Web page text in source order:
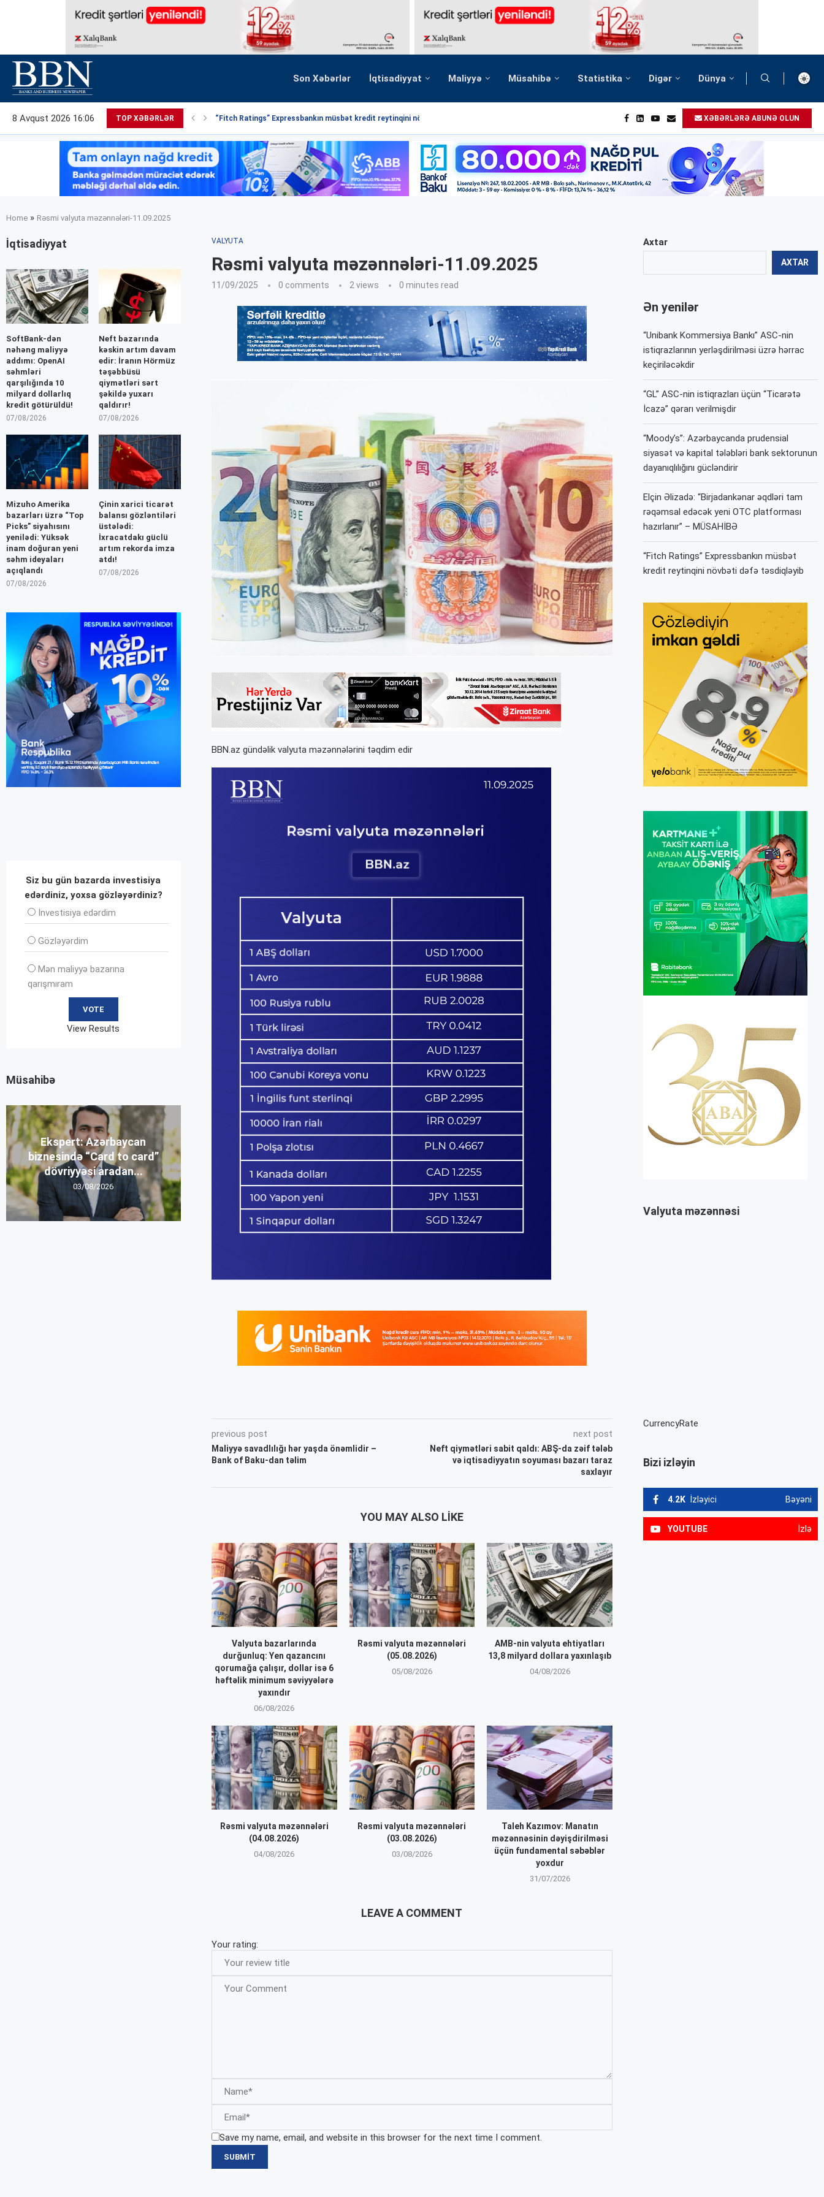
Son Xəbərlər İqtisadiyyat Maliyyə Müsahibə Statistika Digər Dünya
8 Avqust 2026 16:06 TOP XƏBƏRLƏR “Fitch Ratings” Expressbankın müsbət kredit reytinqini növbəti dəfə... XƏBƏRLƏRƏ ABUNƏ OLUN
Home » Rəsmi valyuta məzənnələri-11.09.2025
VALYUTA
Rəsmi valyuta məzənnələri-11.09.2025
11/09/2025 0 comments 2 views 0 minutes read
BBN.az gündəlik valyuta məzənnələrini təqdim edir
previous post
Maliyyə savadlılığı hər yaşda önəmlidir –
Bank of Baku-dan təlim
next post
Neft qiymətləri sabit qaldı: ABŞ-da zəif tələb
və iqtisadiyyatın soyuması bazarı taraz
saxlayır
YOU MAY ALSO LIKE
Valyuta bazarlarında
durğunluq: Yen qazancını
qorumağa çalışır, dollar isə 6
həftəlik minimum səviyyələrə
yaxındır
06/08/2026
Rəsmi valyuta məzənnələri
(05.08.2026)
05/08/2026
AMB-nin valyuta ehtiyatları
13,8 milyard dollara yaxınlaşıb
04/08/2026
Rəsmi valyuta məzənnələri
(04.08.2026)
04/08/2026
Rəsmi valyuta məzənnələri
(03.08.2026)
03/08/2026
Taleh Kazımov: Manatın
məzənnəsinin dəyişdirilməsi
üçün fundamental səbəblər
yoxdur
31/07/2026
LEAVE A COMMENT
Your rating:
Save my name, email, and website in this browser for the next time I comment.
Axtar
AXTAR
Ən yenilər
“Unibank Kommersiya Bankı” ASC-nin
istiqrazlarının yerləşdirilməsi üzrə hərrac
keçiriləcəkdir
“GL” ASC-nin istiqrazları üçün “Ticarətə
İcazə” qərarı verilmişdir
“Moody’s”: Azərbaycanda prudensial
siyasət və kapital tələbləri bank sektorunun
dayanıqlılığını gücləndirir
Elçin Əlizadə: “Birjadankənar əqdləri tam
rəqəmsal edəcək yeni OTC platforması
hazırlanır” – MÜSAHİBƏ
“Fitch Ratings” Expressbankın müsbət
kredit reytinqini növbəti dəfə təsdiqləyib
Valyuta məzənnəsi
CurrencyRate
Bizi izləyin
4.2K İzləyici Bəyəni
YOUTUBE İzlə
İqtisadiyyat
SoftBank-dən
nəhəng maliyyə
addımı: OpenAI
səhmləri
qarşılığında 10
milyard dollarlıq
kredit götürüldü!
07/08/2026
Neft bazarında
kəskin artım davam
edir: İranın Hörmüz
təşəbbüsü
qiymətləri sərt
şəkildə yuxarı
qaldırır!
07/08/2026
Mizuho Amerika
bazarları üzrə “Top
Picks” siyahısını
yenilədi: Yüksək
inam doğuran yeni
səhm ideyaları
açıqlandı
07/08/2026
Çinin xarici ticarət
balansı gözləntiləri
üstələdi:
İxracatdakı güclü
artım rekorda imza
atdı!
07/08/2026
Siz bu gün bazarda investisiya
edərdiniz, yoxsa gözləyərdiniz?
İnvеstisiya edərdim
Gözləyərdim
Mən maliyyə bazarına
qarışmıram
View Results
Müsahibə
Ekspert: Azərbaycan
biznesində “Card to card”
dövriyyəsi aradan...
03/08/2026